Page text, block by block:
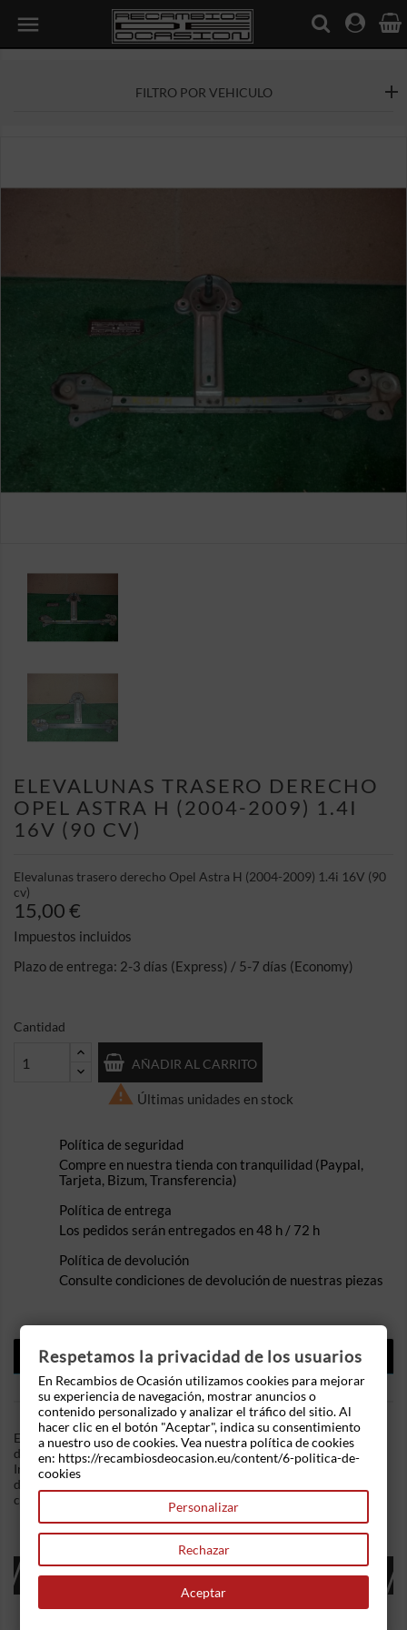

FILTRO POR VEHICULO
ELEVALUNAS TRASERO DERECHO
OPEL ASTRA H (2004-2009) 1.4I
16V (90 CV)
Elevalunas trasero derecho Opel Astra H (2004-2009) 1.4i 16V (90
cv)
15,00 €
Impuestos incluidos
Plazo de entrega: 2-3 días (Express) / 5-7 días (Economy)
Cantidad
AÑADIR AL CARRITO
 Últimas unidades en stock
Política de seguridad
Compre en nuestra tienda con tranquilidad (Paypal,
Tarjeta, Bizum, Transferencia)
Política de entrega
Los pedidos serán entregados en 48 h / 72 h
Política de devolución
Consulte condiciones de devolución de nuestras piezas
DESCRIPCIÓN
DETALLES DEL PRODUCTO
En Recambios de Ocasion disponemos de Elevalunas trasero
derecho Opel Astra H (2004-2009) 1.4i 16V (90 cv) .Referencia
Interna: 03141111454422. Mecanismo manual . Ademas,
disponemos de mas recambios, si tiene cualquier duda
consultenos.
16 OTROS PRODUCTOS EN LA MISMA
CATEGORÍA:
Respetamos la privacidad de los usuarios
En Recambios de Ocasión utilizamos cookies para mejorar
su experiencia de navegación, mostrar anuncios o
contenido personalizado y analizar el tráfico del sitio. Al
hacer clic en el botón "Aceptar", indica su consentimiento
a nuestro uso de cookies. Vea nuestra política de cookies
en: https://recambiosdeocasion.eu/content/6-politica-de-
cookies
Personalizar
Rechazar
Aceptar